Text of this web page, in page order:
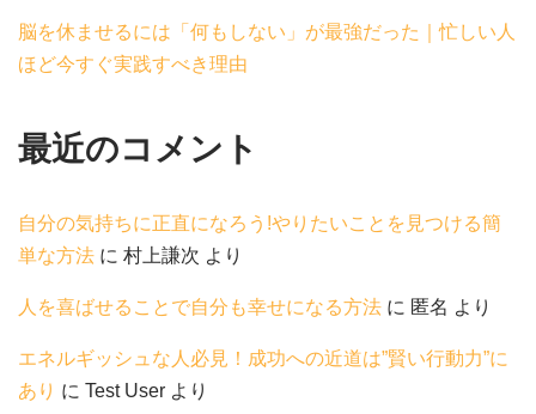
脳を休ませるには「何もしない」が最強だった｜忙しい人
ほど今すぐ実践すべき理由
最近のコメント
自分の気持ちに正直になろう!やりたいことを見つける簡
単な方法 に 村上謙次 より
人を喜ばせることで自分も幸せになる方法 に 匿名 より
エネルギッシュな人必見！成功への近道は”賢い行動力”に
あり に Test User より